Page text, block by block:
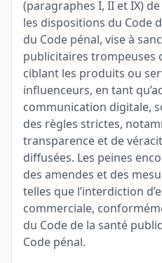
(paragraphes I, II et IX)
les dispositions du Code
du Code pénal, vise à
publicitaires trompeuses
ciblant les produits ou
influenceurs, en tant
communication digitale,
des règles strictes,
transparence et de
diffusées. Les peines
des amendes et des
telles que l’interdiction
commerciale,
du Code de la santé
Code pénal.